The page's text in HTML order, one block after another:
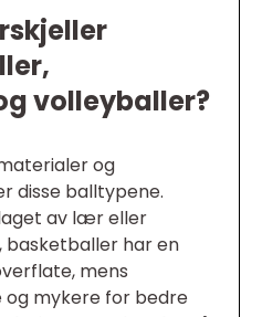
volleyballer?
og
disse balltypene.
av lær eller
har en
mens
mykere for bedre